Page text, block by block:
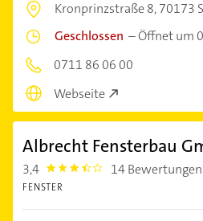
Kronprinzstraße 8,70173
Geschlossen –Öffnet um
0711 86 06 00
Webseite
Albrecht Fensterbau
3,4 3.4 14 Bewertungen
FENSTER